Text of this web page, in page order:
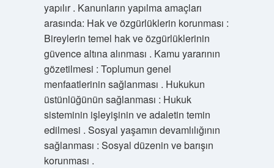
yapılır . Kanunların yapılma amaçları
arasında: Hak ve özgürlüklerin korunması :
Bireylerin temel hak ve özgürlüklerinin
güvence altına alınması . Kamu yararının
gözetilmesi : Toplumun genel
menfaatlerinin sağlanması . Hukukun
üstünlüğünün sağlanması : Hukuk
sisteminin işleyişinin ve adaletin temin
edilmesi . Sosyal yaşamın devamlılığının
sağlanması : Sosyal düzenin ve barışın
korunması .